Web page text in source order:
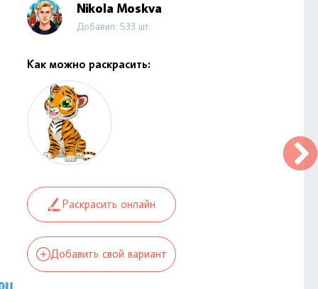
Nikola Moskva
Добавил: 533 шт.
Как можно раскрасить:
Раскрасить онлайн
Добавить свой вариант